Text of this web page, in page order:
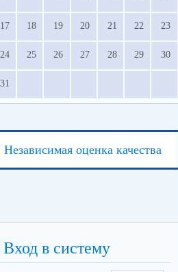
17 18 19 20 21 22 23
24 25 26 27 28 29 30
31
Независимая оценка качества
Вход в систему